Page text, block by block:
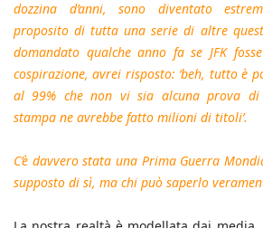
dozzina d’anni, sono diventato
proposito di tutta una serie di altre
domandato qualche anno fa se JFK
cospirazione, avrei risposto: ‘beh, tutto è
al 99% che non vi sia alcuna prova
stampa ne avrebbe fatto milioni di titoli’.
C’è davvero stata una Prima Guerra
supposto di sì, ma chi può saperlo